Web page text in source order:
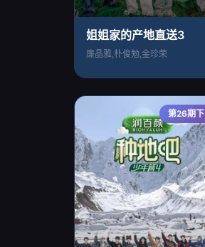
姐姐家的产地直送3
廉晶雅,朴俊勉,金珍荣
第26期下